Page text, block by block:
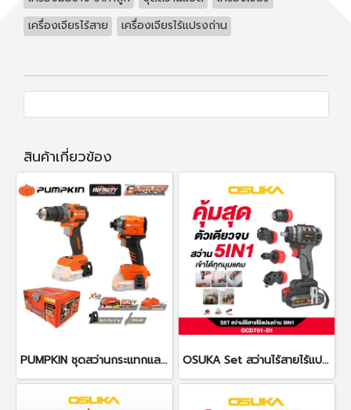
เครื่องเจียรไร้สาย
เครื่องเจียรไร้แปรงถ่าน
สินค้าเกี่ยวข้อง
PUMPKIN ชุดสว่านกระแทกและไขควงกระแทกไร้สาย Compact ไร้แปรงถ่าน 20V Li-ion INF-IMDID-202CK-X20 OSUKA Set สว่านไร้สายไร้แปรงถ่าน 5in1 OCD701A-D1